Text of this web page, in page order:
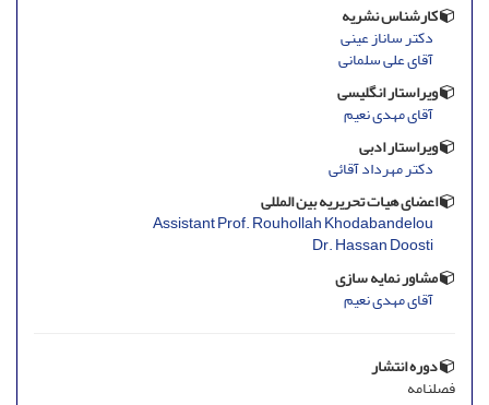
کارشناس نشریه
دکتر ساناز عینی
آقای علی سلمانی
ویراستار انگلیسی
آقای مهدی نعیم
ویراستار ادبی
دکتر مهرداد آقائی
اعضای هیات تحریریه بین المللی
Assistant Prof. Rouhollah Khodabandelou
Dr. Hassan Doosti
مشاور نمایه سازی
آقای مهدی نعیم
دوره انتشار
فصلنامه